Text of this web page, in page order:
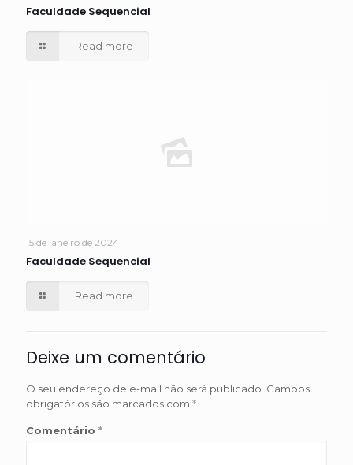
Faculdade Sequencial
Read more
15 de janeiro de 2024
Faculdade Sequencial
Read more
Deixe um comentário
O seu endereço de e-mail não será publicado. Campos
obrigatórios são marcados com *
Comentário *